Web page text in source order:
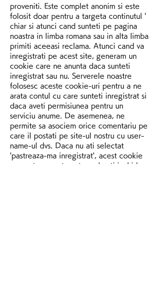
proveniti. Este complet anonim si este
folosit doar pentru a targeta continutul '
chiar si atunci cand sunteti pe pagina
noastra in limba romana sau in alta limba
primiti aceeasi reclama. Atunci cand va
inregistrati pe acest site, generam un
cookie care ne anunta daca sunteti
inregistrat sau nu. Serverele noastre
folosesc aceste cookie-uri pentru a ne
arata contul cu care sunteti inregistrat si
daca aveti permisiunea pentru un
serviciu anume. De asemenea, ne
permite sa asociem orice comentariu pe
care il postati pe site-ul nostru cu user-
name-ul dvs. Daca nu ati selectat
'pastreaza-ma inregistrat', acest cookie
se va sterge automat cand veti inchide